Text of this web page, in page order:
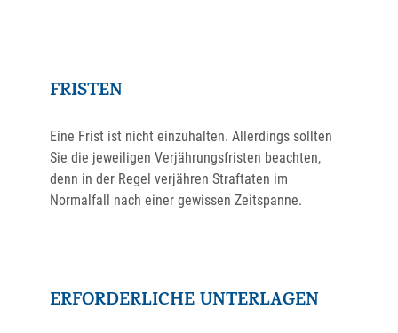
FRISTEN
Eine Frist ist nicht einzuhalten. Allerdings sollten
Sie die jeweiligen Verjährungsfristen beachten,
denn in der Regel verjähren Straftaten im
Normalfall nach einer gewissen Zeitspanne.
ERFORDERLICHE UNTERLAGEN